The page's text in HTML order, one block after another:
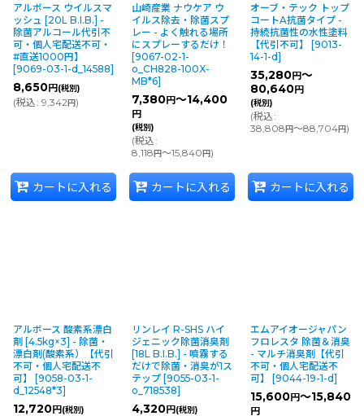
アルボース ウイルスマ
ッシュ [20L B.I.B.] -
除菌アルコール代引不
可・個人宅配送不可・
#直送1000円】
[9069-03-1-d_14588]
8,650円(税別)
(税込: 9,342円)
カートに入れる
山崎産業 ナウケア ウ
イルス除去・除菌スプ
レー - よく触れる場所
にスプレーするだけ！
[9067-02-1-
o_CH828-100X-
MB*6]
7,380円～14,400
円
(税別)
(税込:
8,118円～15,840円)
カートに入れる
オーブ・テック トップ
コートA抗菌タイプ -
持続抗菌性の水性塗料
【代引不可】
[9013-
14-1-d]
35,280円～
80,640円
(税別)
(税込:
38,808円～88,704円)
カートに入れる
アルボース 酸素系漂白
剤 [4.5kg×3] - 除菌・
漂白剤(酸素系）【代引
不可・個人宅配送不
可】
[9058-03-1-
d_12548*3]
12,720円(税別)
リンレイ R-SHS ハイ
ジェニック除菌消臭剤
[18L B.I.B.] - 噴霧する
だけで除菌・消臭が1ス
テップ [9055-03-1-
o_718538]
4,320円(税別)
エムアイオージャパン
フロレスタ 除菌＆消臭
- マルチ消臭剤【代引
不可・個人宅配送不
可】
[9044-19-1-d]
15,600円～15,840
円